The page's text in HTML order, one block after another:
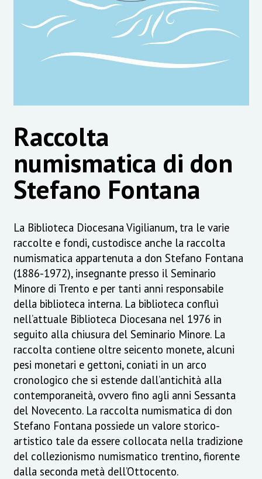
Raccolta
numismatica di don
Stefano Fontana
La Biblioteca Diocesana Vigilianum, tra le varie
raccolte e fondi, custodisce anche la raccolta
numismatica appartenuta a don Stefano Fontana
(1886-1972), insegnante presso il Seminario
Minore di Trento e per tanti anni responsabile
della biblioteca interna. La biblioteca confluì
nell’attuale Biblioteca Diocesana nel 1976 in
seguito alla chiusura del Seminario Minore. La
raccolta contiene oltre seicento monete, alcuni
pesi monetari e gettoni, coniati in un arco
cronologico che si estende dall’antichità alla
contemporaneità, ovvero fino agli anni Sessanta
del Novecento. La raccolta numismatica di don
Stefano Fontana possiede un valore storico-
artistico tale da essere collocata nella tradizione
del collezionismo numismatico trentino, fiorente
dalla seconda metà dell’Ottocento.